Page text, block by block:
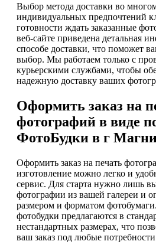
Выбор метода доставки во
индивидуальных предпочтений
готовности ждать заказанные
веб-сайте приведена детальная
способе доставки, что поможет
выбор. Мы работаем только с
курьерскими службами, чтобы
надежную доставку ваших
Оформить заказ на
фотографий в виде
ФотоБудки в г
Оформить заказ на печать
изготовление можно легко и
сервис. Для старта нужно лишь
фотографии из вашей галереи и
размером и форматом
фотобудки предлагаются в
нестандартных размерах, что
ваш заказ под любые